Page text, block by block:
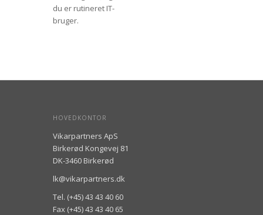
du er rutineret IT-
bruger.
HOVEDKONTOR
Vikarpartners ApS
Birkerød Kongevej 81
DK-3460 Birkerød
lk@vikarpartners.dk
Tel. (+45) 43 43 40 60
Fax (+45) 43 43 40 65